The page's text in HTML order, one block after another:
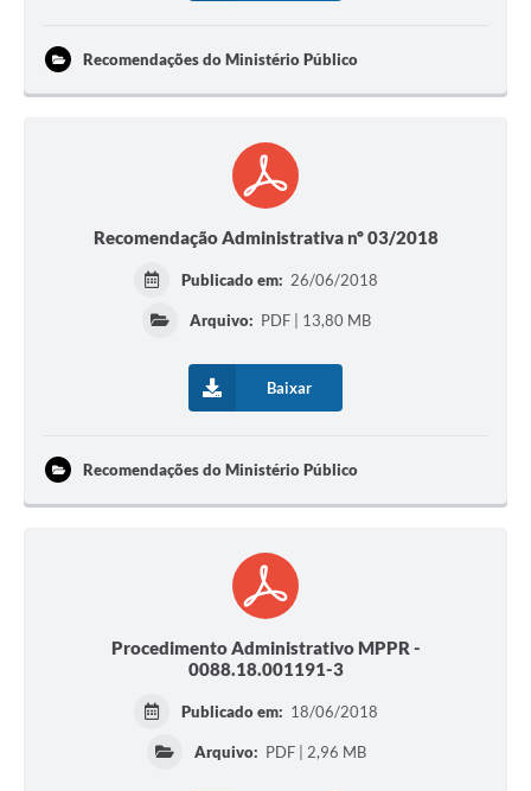
Recomendações do Ministério Público
Recomendação Administrativa nº 03/2018
Publicado em: 26/06/2018
Arquivo: PDF | 13,80 MB
Baixar
Recomendações do Ministério Público
Procedimento Administrativo MPPR -
0088.18.001191-3
Publicado em: 18/06/2018
Arquivo: PDF | 2,96 MB